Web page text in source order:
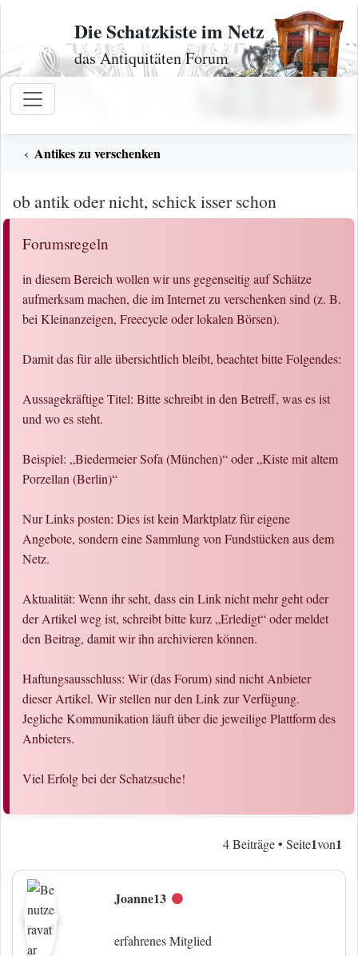
Zum Inhalt
Die Schatzkiste im Netz
das Antiquitäten Forum
Antikes zu verschenken
ob antik oder nicht, schick isser schon
Forumsregeln
in diesem Bereich wollen wir uns gegenseitig auf Schätze
aufmerksam machen, die im Internet zu verschenken sind (z. B.
bei Kleinanzeigen, Freecycle oder lokalen Börsen).
Damit das für alle übersichtlich bleibt, beachtet bitte Folgendes:
Aussagekräftige Titel: Bitte schreibt in den Betreff, was es ist
und wo es steht.
Beispiel: „Biedermeier Sofa (München)“ oder „Kiste mit altem
Porzellan (Berlin)“
Nur Links posten: Dies ist kein Marktplatz für eigene
Angebote, sondern eine Sammlung von Fundstücken aus dem
Netz.
Aktualität: Wenn ihr seht, dass ein Link nicht mehr geht oder
der Artikel weg ist, schreibt bitte kurz „Erledigt“ oder meldet
den Beitrag, damit wir ihn archivieren können.
Haftungsausschluss: Wir (das Forum) sind nicht Anbieter
dieser Artikel. Wir stellen nur den Link zur Verfügung.
Jegliche Kommunikation läuft über die jeweilige Plattform des
Anbieters.
Viel Erfolg bei der Schatzsuche!
4 Beiträge • Seite1von1
Joanne13 Offline
erfahrenes Mitglied